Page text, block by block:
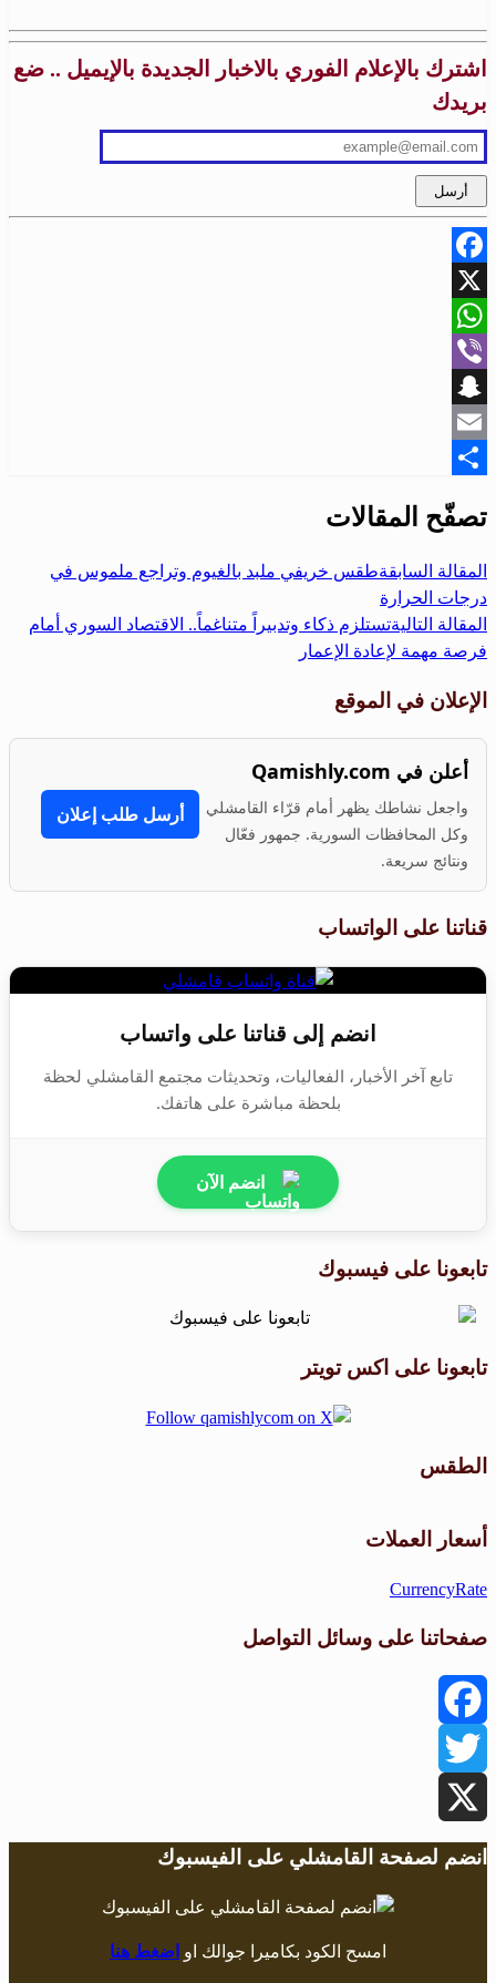
اشترك بالإعلام الفوري بالاخبار الجديدة بالإيميل .. ضع
بريدك
Facebook
X
WhatsApp
Viber
Snapchat
Email
تصفّح المقالات
المقالة السابقةطقس خريفي ملبد بالغيوم وتراجع ملموس في
درجات الحرارة
المقالة التاليةتستلزم ذكاء وتدبيراً متناغماً.. الاقتصاد السوري أمام
فرصة مهمة لإعادة الإعمار
الإعلان في الموقع
أعلن في Qamishly.com
واجعل نشاطك يظهر أمام قرّاء القامشلي
وكل المحافظات السورية. جمهور فعّال
ونتائج سريعة.
أرسل طلب إعلان
قناتنا على الواتساب
انضم إلى قناتنا على واتساب
تابع آخر الأخبار، الفعاليات، وتحديثات مجتمع القامشلي لحظة
بلحظة مباشرة على هاتفك.
انضم الآن
تابعونا على فيسبوك
تابعونا على اكس تويتر
الطقس
أسعار العملات
CurrencyRate
صفحاتنا على وسائل التواصل
Facebook
Twitter
X
انضم لصفحة القامشلي على الفيسبوك
امسح الكود بكاميرا جوالك او اضغط هنا